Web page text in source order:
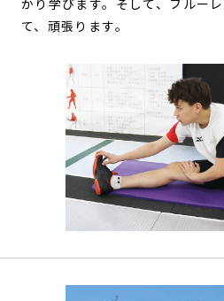
て、頑張ります。